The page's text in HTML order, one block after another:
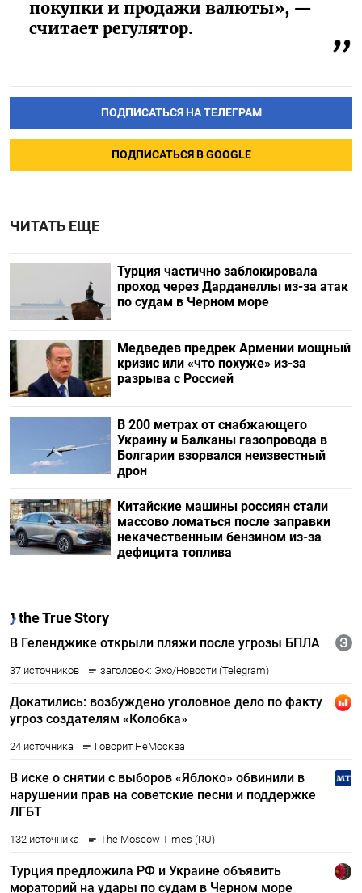
покупки и продажи валюты», —
считает регулятор.
ПОДПИСАТЬСЯ НА ТЕЛЕГРАМ
ПОДПИСАТЬСЯ В GOOGLE
ЧИТАТЬ ЕЩЕ
Турция частично заблокировала
проход через Дарданеллы из-за атак
по судам в Черном море
Медведев предрек Армении мощный
кризис или «что похуже» из-за
разрыва с Россией
В 200 метрах от снабжающего
Украину и Балканы газопровода в
Болгарии взорвался неизвестный
дрон
Китайские машины россиян стали
массово ломаться после заправки
некачественным бензином из-за
дефицита топлива